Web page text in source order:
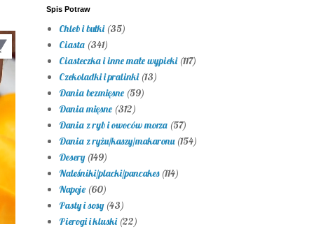
Spis Potraw
Chleb i bułki (35)
Ciasta (341)
Ciasteczka i inne małe wypieki (117)
Czekoladki i pralinki (13)
Dania bezmięsne (59)
Dania mięsne (312)
Dania z ryb i owoców morza (57)
Dania z ryżu/kaszy/makaronu (154)
Desery (149)
Naleśniki/placki/pancakes (114)
Napoje (60)
Pasty i sosy (43)
Pierogi i kluski (22)